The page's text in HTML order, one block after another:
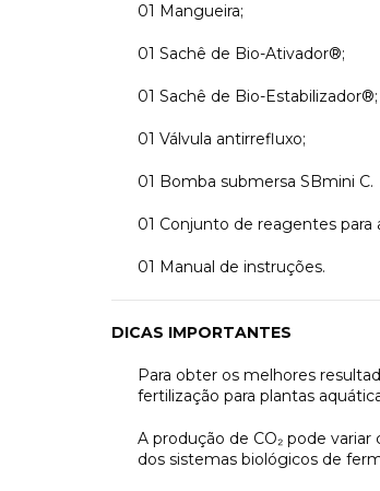
01 Mangueira;
01 Sachê de Bio-Ativador®;
01 Sachê de Bio-Estabilizador®;
01 Válvula antirrefluxo;
01 Bomba submersa SBmini C.
01 Conjunto de reagentes para
01 Manual de instruções.
DICAS IMPORTANTES
Para obter os melhores
fertilização para plantas
A produção de CO₂ pode
dos sistemas biológicos de